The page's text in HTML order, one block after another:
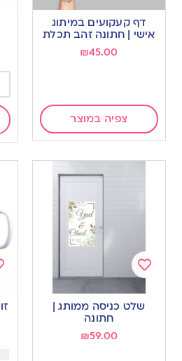
wishlist
דף קעקועים במיתוג
אישי | חתונה זהב תכלת
₪45.00
צפיה במוצר
שלט כניסה ממותג |
חתונה
₪59.00
to